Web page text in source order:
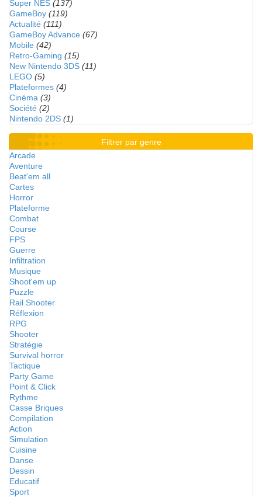
Super NES (137)
GameBoy (119)
Actualité (111)
GameBoy Advance (67)
Mobile (42)
Retro-Gaming (15)
New Nintendo 3DS (11)
LEGO (5)
Plateformes (4)
Cinéma (3)
Société (2)
Nintendo 2DS (1)
Filtrer par genre
Arcade
Aventure
Beat'em all
Cartes
Horror
Plateforme
Combat
Course
FPS
Guerre
Infiltration
Musique
Shoot'em up
Puzzle
Rail Shooter
Réflexion
RPG
Shooter
Stratégie
Survival horror
Tactique
Party Game
Point & Click
Rythme
Casse Briques
Compilation
Action
Simulation
Cuisine
Danse
Dessin
Educatif
Sport